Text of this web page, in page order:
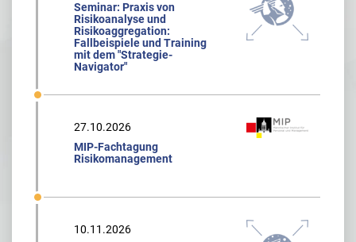
Seminar: Praxis von
Risikoanalyse und
Risikoaggregation:
Fallbeispiele und Training
mit dem "Strategie-
Navigator"
27.10.2026
MIP-Fachtagung
Risikomanagement
10.11.2026